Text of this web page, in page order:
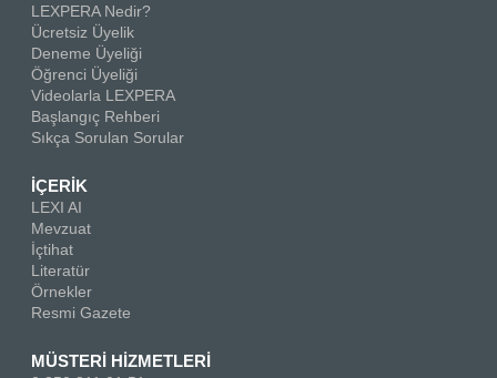
LEXPERA Nedir?
Ücretsiz Üyelik
Deneme Üyeliği
Öğrenci Üyeliği
Videolarla LEXPERA
Başlangıç Rehberi
Sıkça Sorulan Sorular
İÇERİK
LEXI AI
Mevzuat
İçtihat
Literatür
Örnekler
Resmi Gazete
MÜSTERİ HİZMETLERİ